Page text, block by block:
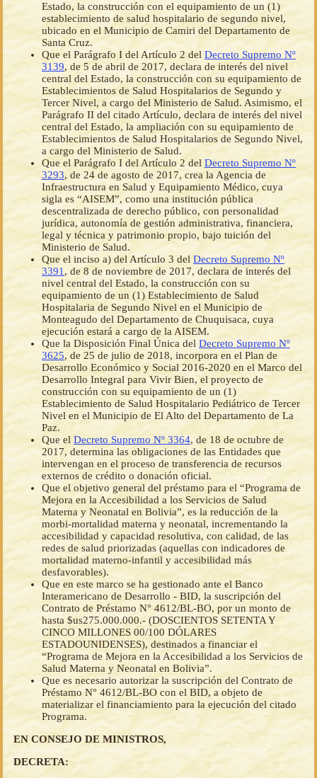
Estado, la construcción con el equipamiento de un (1)
establecimiento de salud hospitalario de segundo nivel,
ubicado en el Municipio de Camiri del Departamento de
Santa Cruz.
Que el Parágrafo I del Artículo 2 del Decreto Supremo Nº
3139, de 5 de abril de 2017, declara de interés del nivel
central del Estado, la construcción con su equipamiento de
Establecimientos de Salud Hospitalarios de Segundo y
Tercer Nivel, a cargo del Ministerio de Salud. Asimismo, el
Parágrafo II del citado Artículo, declara de interés del nivel
central del Estado, la ampliación con su equipamiento de
Establecimientos de Salud Hospitalarios de Segundo Nivel,
a cargo del Ministerio de Salud.
Que el Parágrafo I del Artículo 2 del Decreto Supremo Nº
3293, de 24 de agosto de 2017, crea la Agencia de
Infraestructura en Salud y Equipamiento Médico, cuya
sigla es “AISEM”, como una institución pública
descentralizada de derecho público, con personalidad
jurídica, autonomía de gestión administrativa, financiera,
legal y técnica y patrimonio propio, bajo tuición del
Ministerio de Salud.
Que el inciso a) del Artículo 3 del Decreto Supremo Nº
3391 , de 8 de noviembre de 2017, declara de interés del
nivel central del Estado, la construcción con su
equipamiento de un (1) Establecimiento de Salud
Hospitalaria de Segundo Nivel en el Municipio de
Monteagudo del Departamento de Chuquisaca, cuya
ejecución estará a cargo de la AISEM.
Que la Disposición Final Única del Decreto Supremo Nº
3625, de 25 de julio de 2018, incorpora en el Plan de
Desarrollo Económico y Social 2016-2020 en el Marco del
Desarrollo Integral para Vivir Bien, el proyecto de
construcción con su equipamiento de un (1)
Establecimiento de Salud Hospitalario Pediátrico de Tercer
Nivel en el Municipio de El Alto del Departamento de La
Paz.
Que el Decreto Supremo Nº 3364, de 18 de octubre de
2017, determina las obligaciones de las Entidades que
intervengan en el proceso de transferencia de recursos
externos de crédito o donación oficial.
Que el objetivo general del préstamo para el “Programa de
Mejora en la Accesibilidad a los Servicios de Salud
Materna y Neonatal en Bolivia”, es la reducción de la
morbi-mortalidad materna y neonatal, incrementando la
accesibilidad y capacidad resolutiva, con calidad, de las
redes de salud priorizadas (aquellas con indicadores de
mortalidad materno-infantil y accesibilidad más
desfavorables).
Que en este marco se ha gestionado ante el Banco
Interamericano de Desarrollo - BID, la suscripción del
Contrato de Préstamo N° 4612/BL-BO, por un monto de
hasta $us275.000.000.- (DOSCIENTOS SETENTA Y
CINCO MILLONES 00/100 DÓLARES
ESTADOUNIDENSES), destinados a financiar el
“Programa de Mejora en la Accesibilidad a los Servicios de
Salud Materna y Neonatal en Bolivia”.
Que es necesario autorizar la suscripción del Contrato de
Préstamo N° 4612/BL-BO con el BID, a objeto de
materializar el financiamiento para la ejecución del citado
Programa.
EN CONSEJO DE MINISTROS,
DECRETA: